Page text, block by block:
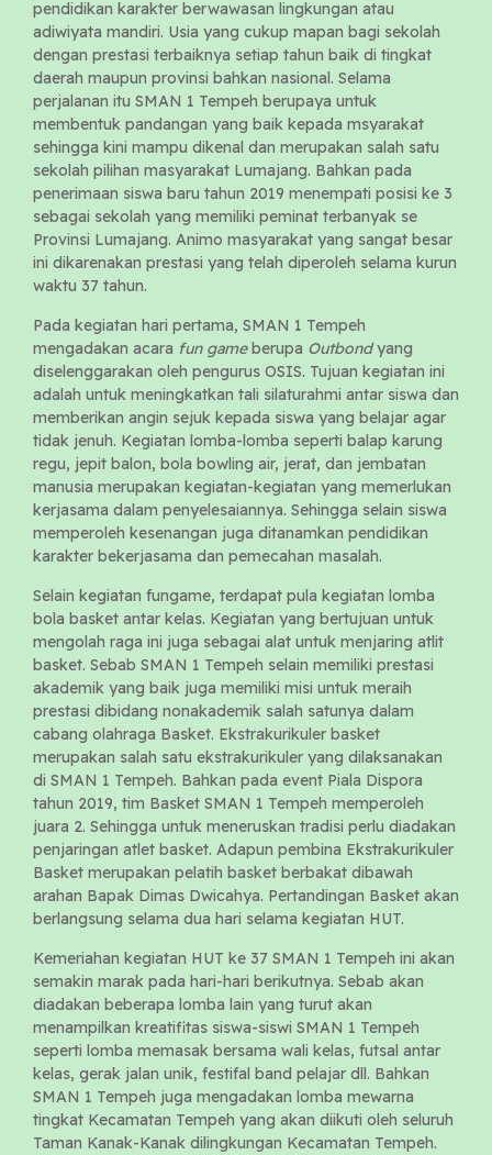
pendidikan karakter berwawasan lingkungan atau
adiwiyata mandiri. Usia yang cukup mapan bagi sekolah
dengan prestasi terbaiknya setiap tahun baik di tingkat
daerah maupun provinsi bahkan nasional. Selama
perjalanan itu SMAN 1 Tempeh berupaya untuk
membentuk pandangan yang baik kepada msyarakat
sehingga kini mampu dikenal dan merupakan salah satu
sekolah pilihan masyarakat Lumajang. Bahkan pada
penerimaan siswa baru tahun 2019 menempati posisi ke 3
sebagai sekolah yang memiliki peminat terbanyak se
Provinsi Lumajang. Animo masyarakat yang sangat besar
ini dikarenakan prestasi yang telah diperoleh selama kurun
waktu 37 tahun.
Pada kegiatan hari pertama, SMAN 1 Tempeh
mengadakan acara fun gameberupa Outbondyang
diselenggarakan oleh pengurus OSIS. Tujuan kegiatan ini
adalah untuk meningkatkan tali silaturahmi antar siswa dan
memberikan angin sejuk kepada siswa yang belajar agar
tidak jenuh. Kegiatan lomba-lomba seperti balap karung
regu, jepit balon, bola bowling air, jerat, dan jembatan
manusia merupakan kegiatan-kegiatan yang memerlukan
kerjasama dalam penyelesaiannya. Sehingga selain siswa
memperoleh kesenangan juga ditanamkan pendidikan
karakter bekerjasama dan pemecahan masalah.
Selain kegiatan fungame, terdapat pula kegiatan lomba
bola basket antar kelas. Kegiatan yang bertujuan untuk
mengolah raga ini juga sebagai alat untuk menjaring atlit
basket. Sebab SMAN 1 Tempeh selain memiliki prestasi
akademik yang baik juga memiliki misi untuk meraih
prestasi dibidang nonakademik salah satunya dalam
cabang olahraga Basket. Ekstrakurikuler basket
merupakan salah satu ekstrakurikuler yang dilaksanakan
di SMAN 1 Tempeh. Bahkan pada event Piala Dispora
tahun 2019, tim Basket SMAN 1 Tempeh memperoleh
juara 2. Sehingga untuk meneruskan tradisi perlu diadakan
penjaringan atlet basket. Adapun pembina Ekstrakurikuler
Basket merupakan pelatih basket berbakat dibawah
arahan Bapak Dimas Dwicahya. Pertandingan Basket akan
berlangsung selama dua hari selama kegiatan HUT.
Kemeriahan kegiatan HUT ke 37 SMAN 1 Tempeh ini akan
semakin marak pada hari-hari berikutnya. Sebab akan
diadakan beberapa lomba lain yang turut akan
menampilkan kreatifitas siswa-siswi SMAN 1 Tempeh
seperti lomba memasak bersama wali kelas, futsal antar
kelas, gerak jalan unik, festifal band pelajar dll. Bahkan
SMAN 1 Tempeh juga mengadakan lomba mewarna
tingkat Kecamatan Tempeh yang akan diikuti oleh seluruh
Taman Kanak-Kanak dilingkungan Kecamatan Tempeh.